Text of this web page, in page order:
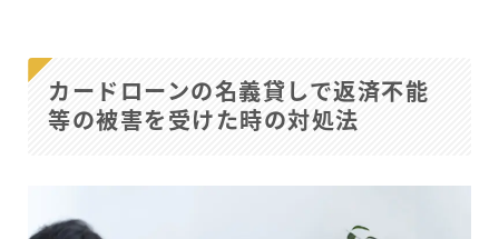
カードローンの名義貸しで返済不能
等の被害を受けた時の対処法